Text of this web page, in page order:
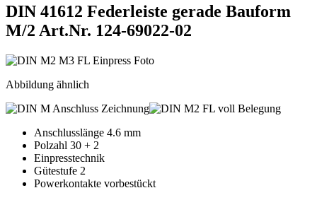
DIN 41612 Federleiste gerade Bauform
M/2 Art.Nr. 124-69022-02
Abbildung ähnlich
Anschlusslänge 4.6 mm
Polzahl 30 + 2
Einpresstechnik
Gütestufe 2
Powerkontakte vorbestückt